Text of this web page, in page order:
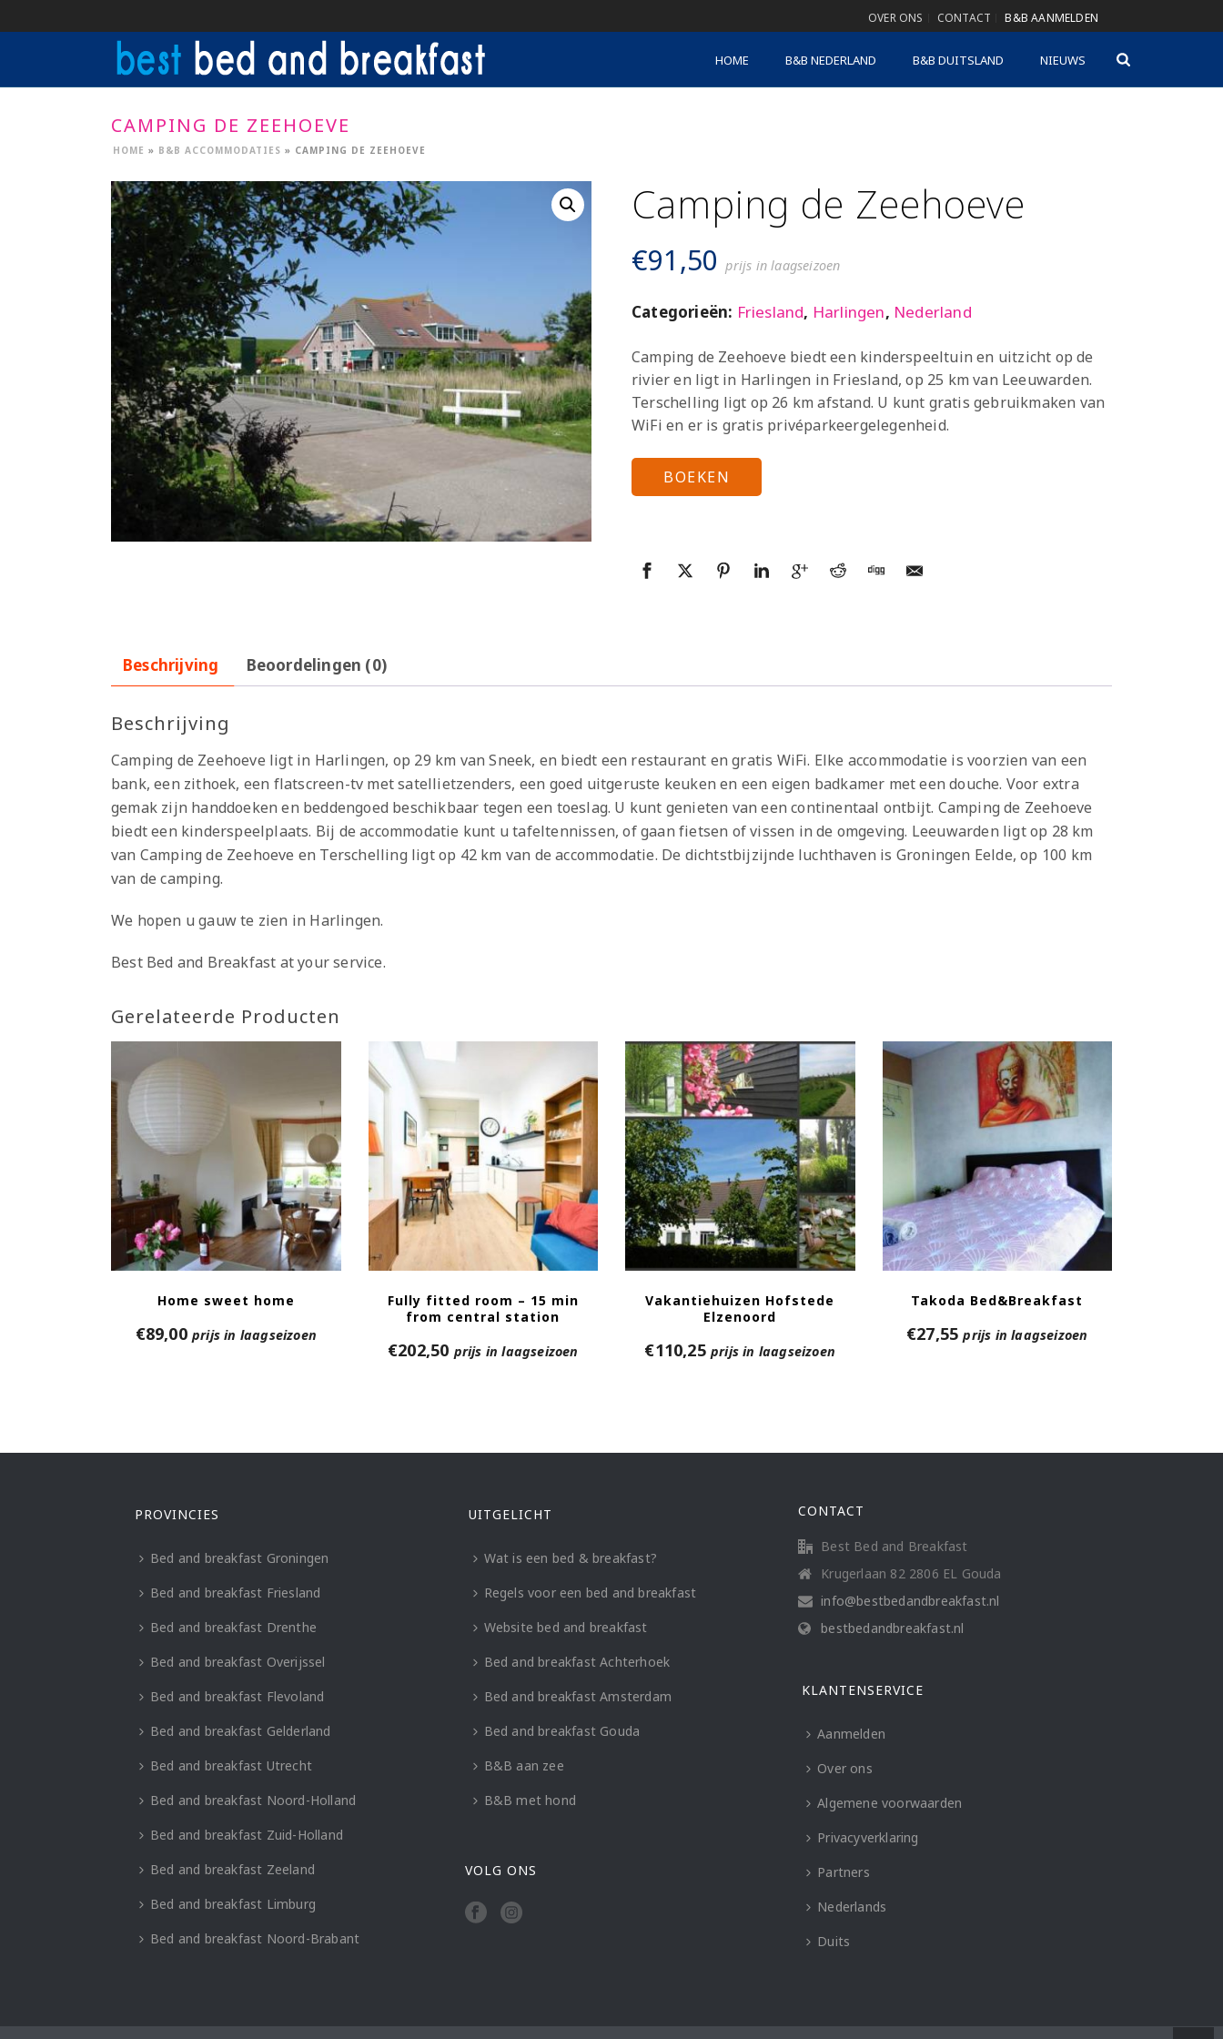
OVER ONS CONTACT B&B AANMELDEN
HOME B&B NEDERLAND B&B DUITSLAND NIEUWS
CAMPING DE ZEEHOEVE
HOME » B&B ACCOMMODATIES » CAMPING DE ZEEHOEVE
Camping de Zeehoeve
€91,50 prijs in laagseizoen
Categorieën: Friesland, Harlingen, Nederland
Camping de Zeehoeve biedt een kinderspeeltuin en uitzicht op de
rivier en ligt in Harlingen in Friesland, op 25 km van Leeuwarden.
Terschelling ligt op 26 km afstand. U kunt gratis gebruikmaken van
WiFi en er is gratis privéparkeergelegenheid.
BOEKEN
Beschrijving Beoordelingen (0)
Beschrijving
Camping de Zeehoeve ligt in Harlingen, op 29 km van Sneek, en biedt een restaurant en gratis WiFi. Elke accommodatie is voorzien van een
bank, een zithoek, een flatscreen-tv met satellietzenders, een goed uitgeruste keuken en een eigen badkamer met een douche. Voor extra
gemak zijn handdoeken en beddengoed beschikbaar tegen een toeslag. U kunt genieten van een continentaal ontbijt. Camping de Zeehoeve
biedt een kinderspeelplaats. Bij de accommodatie kunt u tafeltennissen, of gaan fietsen of vissen in de omgeving. Leeuwarden ligt op 28 km
van Camping de Zeehoeve en Terschelling ligt op 42 km van de accommodatie. De dichtstbijzijnde luchthaven is Groningen Eelde, op 100 km
van de camping.
We hopen u gauw te zien in Harlingen.
Best Bed and Breakfast at your service.
Gerelateerde Producten
Home sweet home
€89,00 prijs in laagseizoen
Fully fitted room – 15 min
from central station
€202,50 prijs in laagseizoen
Vakantiehuizen Hofstede
Elzenoord
€110,25 prijs in laagseizoen
Takoda Bed&Breakfast
€27,55 prijs in laagseizoen
PROVINCIES
Bed and breakfast Groningen
Bed and breakfast Friesland
Bed and breakfast Drenthe
Bed and breakfast Overijssel
Bed and breakfast Flevoland
Bed and breakfast Gelderland
Bed and breakfast Utrecht
Bed and breakfast Noord-Holland
Bed and breakfast Zuid-Holland
Bed and breakfast Zeeland
Bed and breakfast Limburg
Bed and breakfast Noord-Brabant
UITGELICHT
Wat is een bed & breakfast?
Regels voor een bed and breakfast
Website bed and breakfast
Bed and breakfast Achterhoek
Bed and breakfast Amsterdam
Bed and breakfast Gouda
B&B aan zee
B&B met hond
VOLG ONS
CONTACT
Best Bed and Breakfast
Krugerlaan 82 2806 EL Gouda
info@bestbedandbreakfast.nl
bestbedandbreakfast.nl
KLANTENSERVICE
Aanmelden
Over ons
Algemene voorwaarden
Privacyverklaring
Partners
Nederlands
Duits